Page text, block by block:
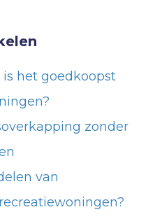
het goedkoopst
zonder
van